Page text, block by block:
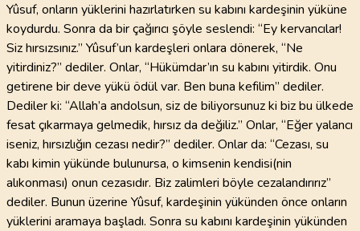
Yûsuf, onların yüklerini hazırlatırken su kabını kardeşinin yüküne
koydurdu. Sonra da bir çağırıcı şöyle seslendi: “Ey kervancılar!
Siz hırsızsınız.” Yûsuf’un kardeşleri onlara dönerek, “Ne
yitirdiniz?” dediler. Onlar, “Hükümdar’ın su kabını yitirdik. Onu
getirene bir deve yükü ödül var. Ben buna kefilim” dediler.
Dediler ki: “Allah’a andolsun, siz de biliyorsunuz ki biz bu ülkede
fesat çıkarmaya gelmedik, hırsız da değiliz.” Onlar, “Eğer yalancı
iseniz, hırsızlığın cezası nedir?” dediler. Onlar da: “Cezası, su
kabı kimin yükünde bulunursa, o kimsenin kendisi(nin
alıkonması) onun cezasıdır. Biz zalimleri böyle cezalandırırız”
dediler. Bunun üzerine Yûsuf, kardeşinin yükünden önce onların
yüklerini aramaya başladı. Sonra su kabını kardeşinin yükünden